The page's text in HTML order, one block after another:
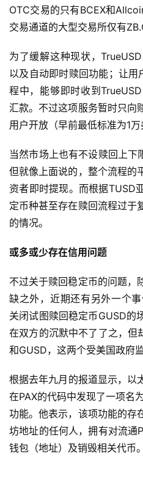
OTC交易的只有BCEX和
交易通道的大型交易所仅有
为了缓解这种现状，
以及自动即时赎回功能；让
程中，能够即时收到
汇款。不过这项服务暂时只向
用户开放（早前最低标准为1万
当然市场上也有不设赎回上下
但就像上面说的，整个流程的
资者即时提现。而根据TUSD
定币种甚至存在赎回流程过于
的情况。
或多或少存在信用问题
不过关于赎回稳定币的问题，
缺之外，近期还有另外一个
关闭试图赎回稳定币GUSD的
在双方的沉默中不了了之，但
和GUSD，这两个受美国政府
根据去年九月的报道显示，
在PAX的代码中发现了一项名
功能。他表示，该项功能的存
坊地址的任何人，拥有对流通
钱包（地址）及销毁相关代币。